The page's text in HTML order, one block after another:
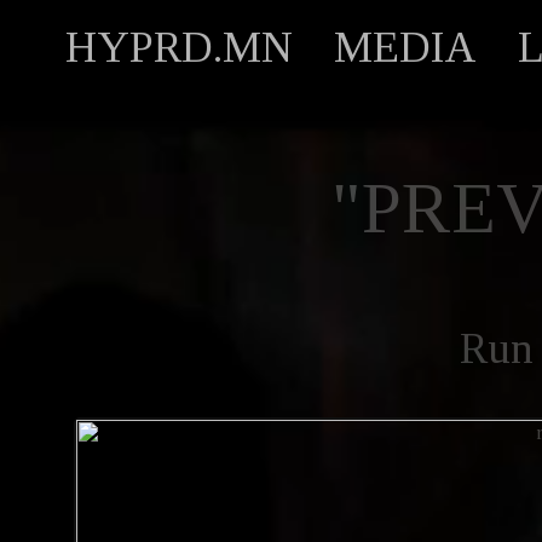
HYPRD.MN MEDIA